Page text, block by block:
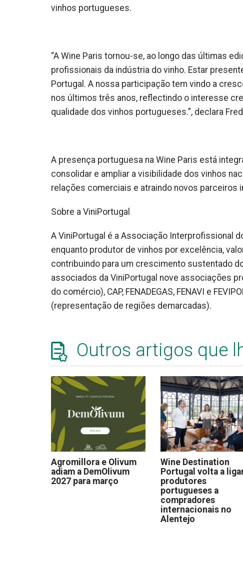
vinhos portugueses.
“A Wine Paris tornou-se, ao longo das últimas
profissionais da indústria do vinho. Estar
Portugal. A nossa participação tem vindo a
nos últimos três anos, reflectindo o interesse
qualidade dos vinhos portugueses.”, declara
A presença portuguesa na Wine Paris está
consolidar e ampliar a visibilidade dos vinhos
relações comerciais e atraindo novos parceiros
Sobre a ViniPortugal
A ViniPortugal é a Associação Interprofissional
enquanto produtor de vinhos por excelência,
contribuindo para um crescimento sustentado
associados da ViniPortugal nove associações
do comércio), CAP, FENADEGAS, FENAVI e
(representação de regiões demarcadas).
Outros artigos que
Agromillora e Olivum
adiam a DemOlivum
2027 para março
Wine Destination
Portugal volta a
produtores
portugueses a
compradores
internacionais no
Alentejo